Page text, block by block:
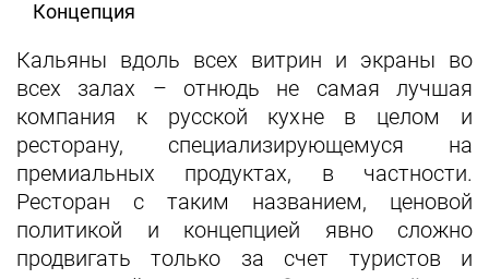
Концепция
Кальяны вдоль всех витрин и экраны во
всех залах – отнюдь не самая лучшая
компания к русской кухне в целом и
ресторану, специализирующемуся на
премиальных продуктах, в частности.
Ресторан с таким названием, ценовой
политикой и концепцией явно сложно
продвигать только за счет туристов и